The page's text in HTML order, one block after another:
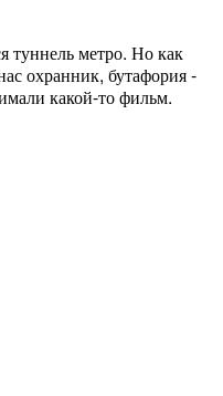
туннель метро. Но как
охранник, бутафория -
какой-то фильм.